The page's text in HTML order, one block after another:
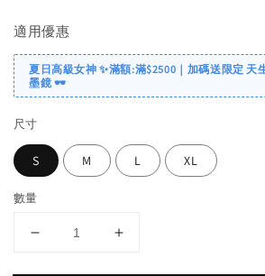
適用優惠
夏日高級女神 ✨滿額:滿$2500｜加碼送限定 天
墨鏡 🕶️
尺寸
S M L XL
數量